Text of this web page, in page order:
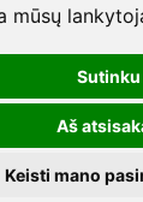
mūsų
Sutinku
Aš
Keisti mano
ir pasiūlymai: